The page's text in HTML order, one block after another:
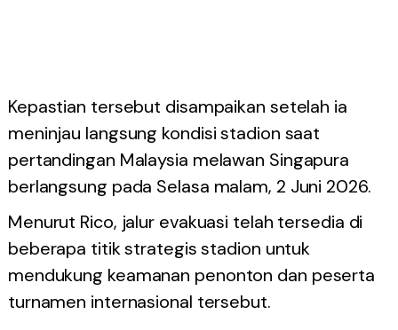
Kepastian tersebut disampaikan setelah ia
meninjau langsung kondisi stadion saat
pertandingan Malaysia melawan Singapura
berlangsung pada Selasa malam, 2 Juni 2026.
Menurut Rico, jalur evakuasi telah tersedia di
beberapa titik strategis stadion untuk
mendukung keamanan penonton dan peserta
turnamen internasional tersebut.